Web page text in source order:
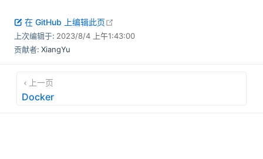
在 GitHub 上编辑此页
上次编辑于: 2023/8/4 上午1:43:00
贡献者: XiangYu
上一页
Docker